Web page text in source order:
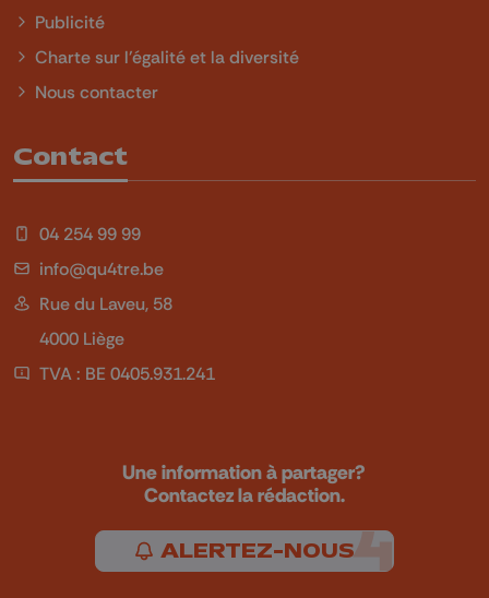
Publicité
Charte sur l'égalité et la diversité
Nous contacter
Contact
04 254 99 99
info@qu4tre.be
Rue du Laveu, 58
4000 Liège
TVA : BE 0405.931.241
Une information à partager?
Contactez la rédaction.
ALERTEZ-NOUS